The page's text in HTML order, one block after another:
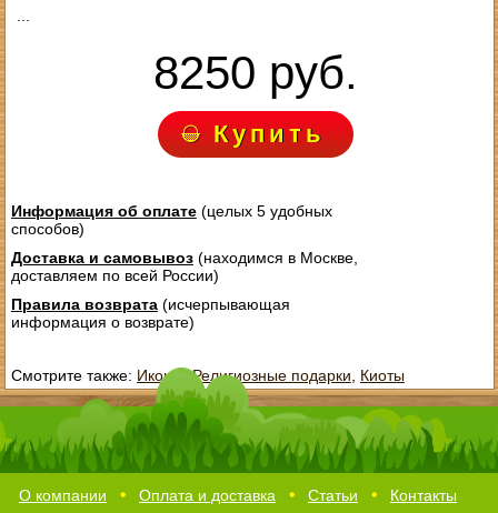
8250 руб.
Купить
Информация об оплате(целых 5 удобных
способов)
Доставка и самовывоз(находимся в Москве,
доставляем по всей России)
Правила возврата(исчерпывающая
информация о возврате)
Смотрите также: Иконы ,Религиозные подарки Киоты
О компании Оплата и доставка Статьи Контакты